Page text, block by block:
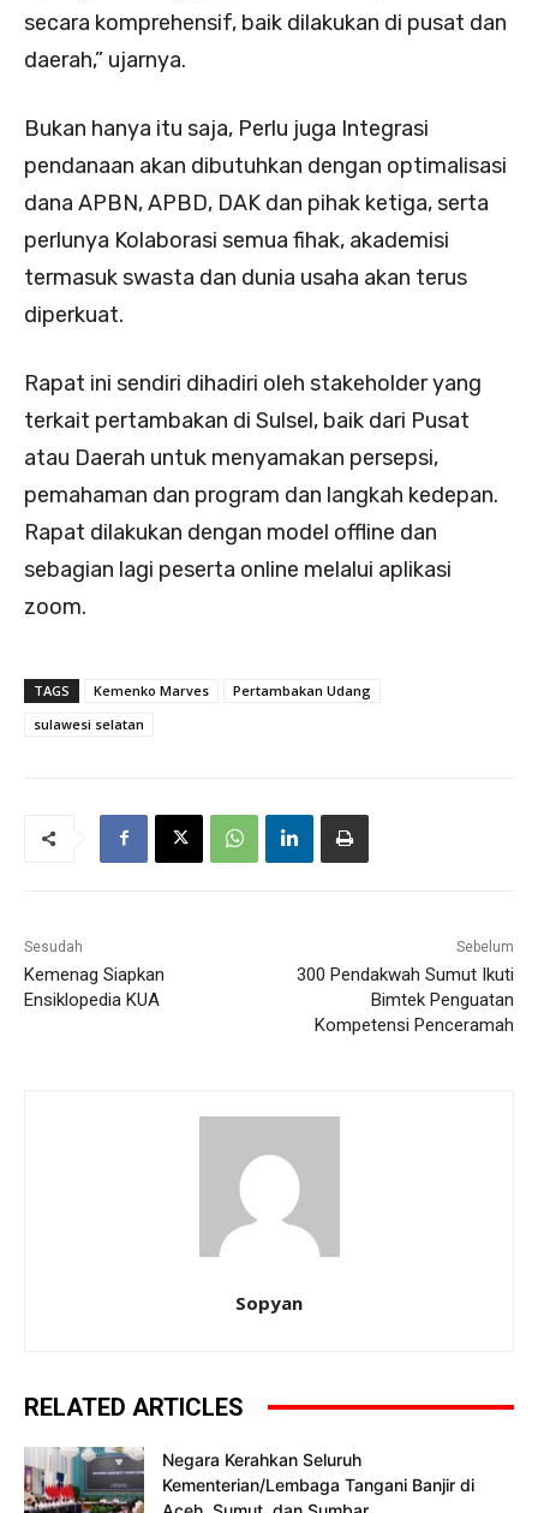
secara komprehensif, baik dilakukan di pusat dan
daerah,” ujarnya.
Bukan hanya itu saja, Perlu juga Integrasi
pendanaan akan dibutuhkan dengan optimalisasi
dana APBN, APBD, DAK dan pihak ketiga, serta
perlunya Kolaborasi semua fihak, akademisi
termasuk swasta dan dunia usaha akan terus
diperkuat.
Rapat ini sendiri dihadiri oleh stakeholder yang
terkait pertambakan di Sulsel, baik dari Pusat
atau Daerah untuk menyamakan persepsi,
pemahaman dan program dan langkah kedepan.
Rapat dilakukan dengan model offline dan
sebagian lagi peserta online melalui aplikasi
zoom.
TAGS Kemenko Marves
Pertambakan Udang
sulawesi selatan
Sesudah
Kemenag Siapkan
Ensiklopedia KUA
Sebelum
300 Pendakwah Sumut Ikuti
Bimtek Penguatan
Kompetensi Penceramah
Sopyan
RELATED ARTICLES
Negara Kerahkan Seluruh
Kementerian/Lembaga Tangani Banjir di